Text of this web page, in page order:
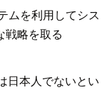
ムを利用してシス
戦略を取る
日本人でないとい